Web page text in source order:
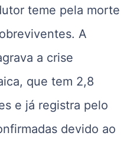
teme pela morte
A
a crise
que tem 2,8
e já registra pelo
devido ao